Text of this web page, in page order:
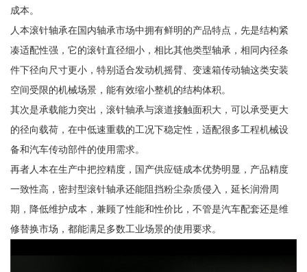
成本。
人本滚针轴承在国内轴承市场中拥有鲜明的产品特点，先是结构紧
凑适配性强，它的滚针直径细小，相比其他类型轴承，相同内径条
件下径向尺寸更小，特别适合发动机摇臂、变速箱传动轴这类安装
空间受限的机械场景，能有效缩小整机的结构体积。
其次是承载能力突出，滚针轴承与滚道接触面积大，可以承受更大
的径向载荷，在中低速重载的工况下稳定性，适配很多工程机械设
备和汽车传动部件的使用需求。
再者人本在生产中把控精度，国产供应链成本优势明显，产品精度
一致性高，密封型滚针轴承还能阻挡粉尘杂质侵入，延长润滑周
期，降低维护成本，兼顾了性能和性价比，不管是汽车配套还是维
修替换市场，都能满足多数工业场景的使用要求。